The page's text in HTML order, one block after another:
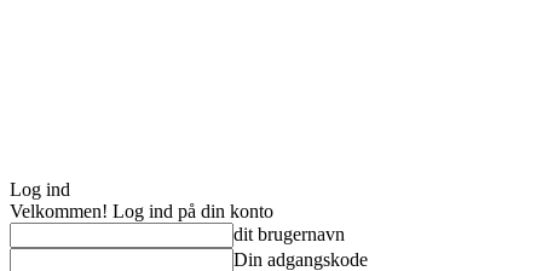
Log ind
Velkommen! Log ind på din konto
dit brugernavn
Din adgangskode